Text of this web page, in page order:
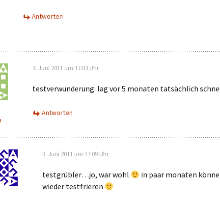
und
es nur
Antworten
3. Juni 2011 um 17:03 Uhr
testverwunderung: lag vor 5 monaten tatsächlich
Antworten
3. Juni 2011 um 17:09 Uhr
testgrübler…jo, war wohl
in paar monaten
wieder testfrieren